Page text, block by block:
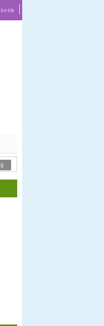
বিক্রয়ের দরপত্র বিজ্ঞপ্তি-২০২৬